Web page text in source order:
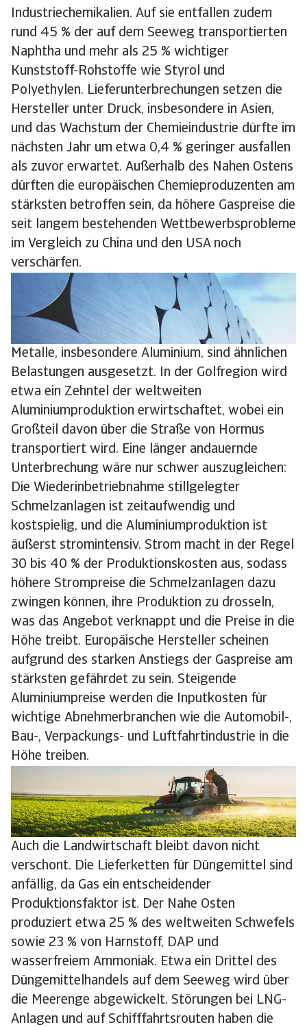
Industriechemikalien. Auf sie entfallen zudem
rund 45 % der auf dem Seeweg transportierten
Naphtha und mehr als 25 % wichtiger
Kunststoff-Rohstoffe wie Styrol und
Polyethylen. Lieferunterbrechungen setzen die
Hersteller unter Druck, insbesondere in Asien,
und das Wachstum der Chemieindustrie dürfte im
nächsten Jahr um etwa 0,4 % geringer ausfallen
als zuvor erwartet. Außerhalb des Nahen Ostens
dürften die europäischen Chemieproduzenten am
stärksten betroffen sein, da höhere Gaspreise die
seit langem bestehenden Wettbewerbsprobleme
im Vergleich zu China und den USA noch
verschärfen.
Metalle, insbesondere Aluminium, sind ähnlichen
Belastungen ausgesetzt. In der Golfregion wird
etwa ein Zehntel der weltweiten
Aluminiumproduktion erwirtschaftet, wobei ein
Großteil davon über die Straße von Hormus
transportiert wird. Eine länger andauernde
Unterbrechung wäre nur schwer auszugleichen:
Die Wiederinbetriebnahme stillgelegter
Schmelzanlagen ist zeitaufwendig und
kostspielig, und die Aluminiumproduktion ist
äußerst stromintensiv. Strom macht in der Regel
30 bis 40 % der Produktionskosten aus, sodass
höhere Strompreise die Schmelzanlagen dazu
zwingen können, ihre Produktion zu drosseln,
was das Angebot verknappt und die Preise in die
Höhe treibt. Europäische Hersteller scheinen
aufgrund des starken Anstiegs der Gaspreise am
stärksten gefährdet zu sein. Steigende
Aluminiumpreise werden die Inputkosten für
wichtige Abnehmerbranchen wie die Automobil-,
Bau-, Verpackungs- und Luftfahrtindustrie in die
Höhe treiben.
Auch die Landwirtschaft bleibt davon nicht
verschont. Die Lieferketten für Düngemittel sind
anfällig, da Gas ein entscheidender
Produktionsfaktor ist. Der Nahe Osten
produziert etwa 25 % des weltweiten Schwefels
sowie 23 % von Harnstoff, DAP und
wasserfreiem Ammoniak. Etwa ein Drittel des
Düngemittelhandels auf dem Seeweg wird über
die Meerenge abgewickelt. Störungen bei LNG-
Anlagen und auf Schifffahrtsrouten haben die